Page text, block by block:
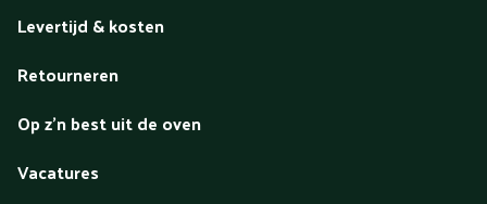
Levertijd & kosten
Retourneren
Op z'n best uit de oven
Vacatures